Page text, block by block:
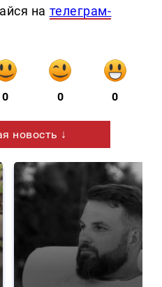
на телеграм-
0 0 0
новость ↓